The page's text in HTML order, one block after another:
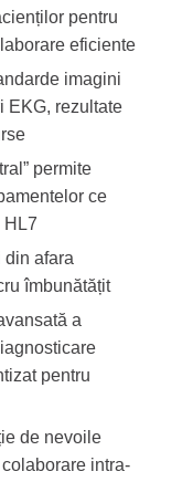
pentru
eficiente
imagini
EKG, rezultate
permite
ce
HL7
din afara
îmbunătățit
a
pentru
de nevoile
intra-